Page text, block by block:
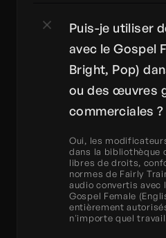
Puis-je utiliser
avec le Gospel
Bright, Pop)
ou des œuvres
commerciales ?
Oui, les
dans la bibliothèque
libres de droits,
normes de Fairly
audio convertis avec
Gospel Female
entièrement
n'importe quel travail.